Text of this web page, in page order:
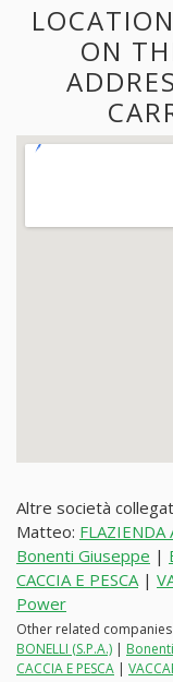
ON
Altre società
Matteo: FLAZIENDA
Bonenti Giuseppe |
CACCIA E PESCA|
Power
Other related
BONELLI (S.P.A.) |
CACCIA E PESCA |